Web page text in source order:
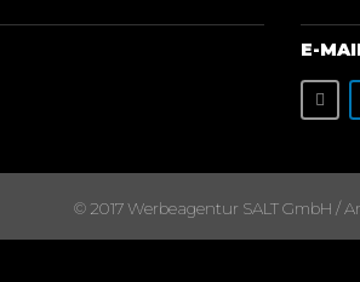
E-
© 2017 Werbeagentur SALT GmbH /